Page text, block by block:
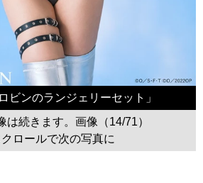
ビンのランジェリーセット」
は続きます。画像（14/71）
クロールで次の写真に